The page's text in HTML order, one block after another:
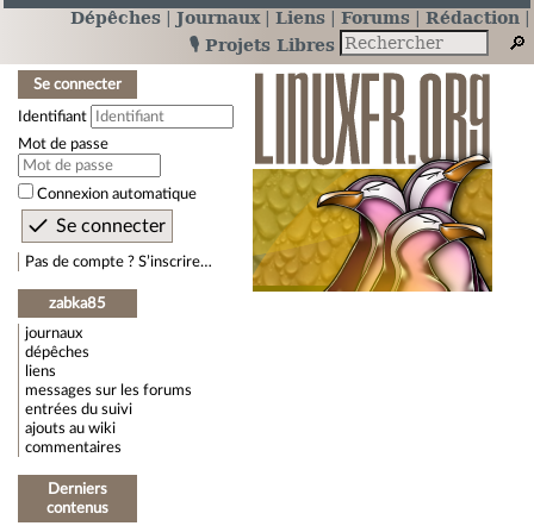
Dépêches Journaux Liens Forums
Rédaction
🎙️ Projets Libres
Se connecter
Identifiant
Mot de passe
Connexion automatique
Pas de compte ? S’inscrire…
zabka85
journaux
dépêches
liens
messages sur les forums
entrées du suivi
ajouts au wiki
commentaires
Derniers
contenus